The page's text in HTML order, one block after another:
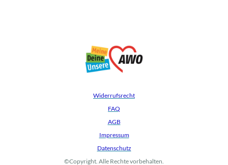
Widerrufsrecht
FAQ
AGB
Impressum
Datenschutz
©Copyright. Alle Rechte vorbehalten.